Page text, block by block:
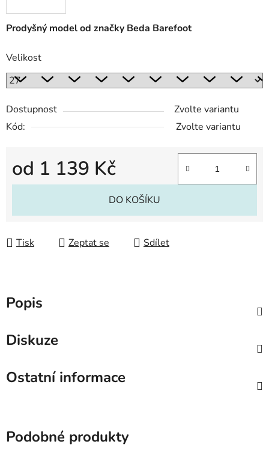
Prodyšný model od značky Beda Barefoot
Velikost
Dostupnost
Zvolte variantu
Kód:
Zvolte variantu
od 1 139 Kč
Měrná cena:
DO KOŠÍKU
Tisk Zeptat se Sdílet
Popis
Diskuze
Ostatní informace
Podobné produkty